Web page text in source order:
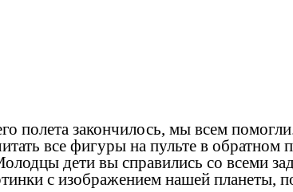
полета закончилось, мы всем
все фигуры на пульте в обратном
дети вы справились со всеми
с изображением нашей планеты,